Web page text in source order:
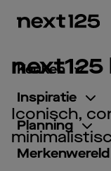
Keuken
Inspiratie
Planning
Merkenwereld
Iconisch,